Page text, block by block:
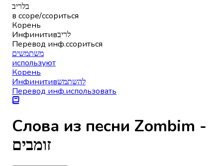
בלריב
в ссоре/ссориться
Корень
Инфинитивלריב
Перевод инф.ссориться
משתמשים
используют
Корень
Инфинитивלהשתמש
Перевод инф.использовать
Слова из песни Zombim -
זומבים